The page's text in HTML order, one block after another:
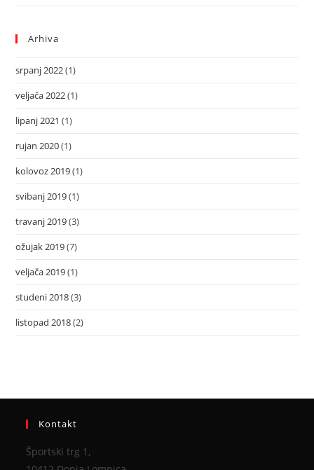
Arhiva
srpanj 2022(1)
veljača 2022(1)
lipanj 2021 (1)
rujan 2020(1)
kolovoz 2019(1)
svibanj 2019(1)
travanj 2019(3)
ožujak 2019(7)
veljača 2019(1)
studeni 2018(3)
listopad 2018(2)
Kontakt
Športski trg 1,